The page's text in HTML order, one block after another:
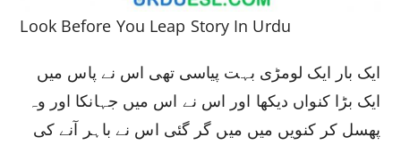
Look Before You Leap Story In Urdu
ایک بار ایک لومڑی بہت پیاسی تھی اس نے پاس میں
ایک بڑا کنواں دیکھا اور اس نے اس میں جہانکا اور وہ
پھسل کر کنویں میں میں گر گئی اس نے باہر آنے کی